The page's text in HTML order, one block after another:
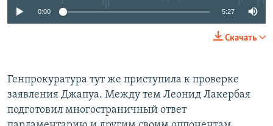
0:00 5:27
Скачать
Генпрокуратура тут же приступила к проверке
заявления Джапуа. Между тем Леонид Лакербая
подготовил многостраничный ответ